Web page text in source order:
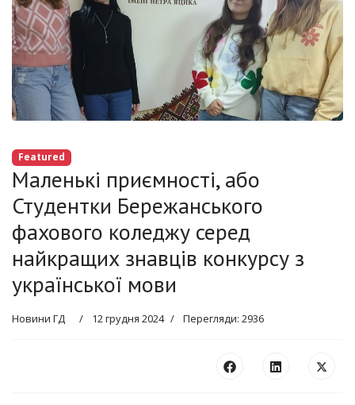
Featured
Маленькі приємності, або
Студентки Бережанського
фахового коледжу серед
найкращих знавців конкурсу з
української мови
Новини ГД 12 грудня 2024 Перегляди: 2936